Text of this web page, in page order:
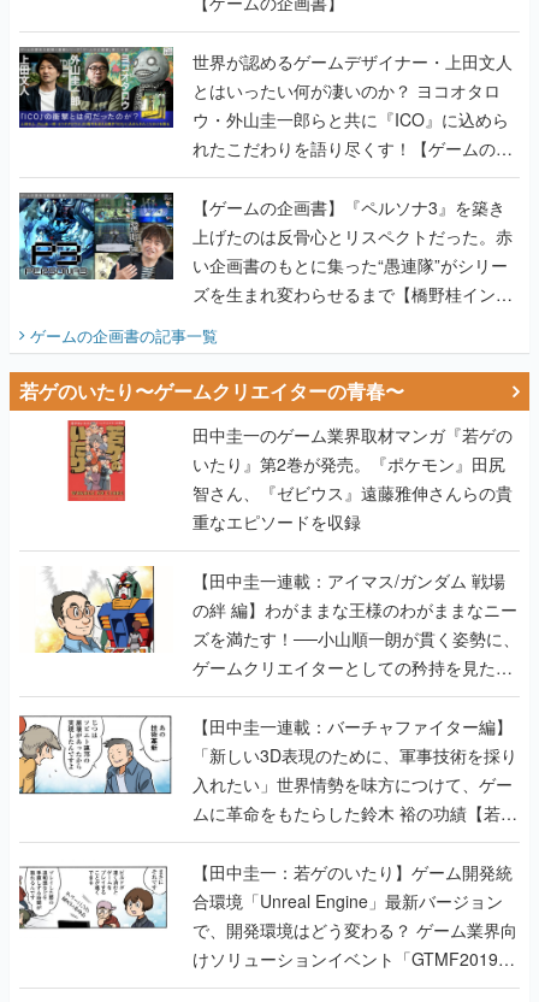
世界が認めるゲームデザイナー・上田文人
とはいったい何が凄いのか？ ヨコオタロ
ウ・外山圭一郎らと共に『ICO』に込めら
れたこだわりを語り尽くす！【ゲームの企
画書】
【ゲームの企画書】『ペルソナ3』を築き
上げたのは反骨心とリスペクトだった。赤
い企画書のもとに集った“愚連隊”がシリー
ズを生まれ変わらせるまで【橋野桂インタ
ビュー】
ゲームの企画書の記事一覧
若ゲのいたり〜ゲームクリエイターの青春〜
田中圭一のゲーム業界取材マンガ『若ゲの
いたり』第2巻が発売。『ポケモン』田尻
智さん、『ゼビウス』遠藤雅伸さんらの貴
重なエピソードを収録
【田中圭一連載：アイマス/ガンダム 戦場
の絆 編】わがままな王様のわがままなニー
ズを満たす！──小山順一朗が貫く姿勢に、
ゲームクリエイターとしての矜持を見た
【若ゲのいたり最終回】
【田中圭一連載：バーチャファイター編】
「新しい3D表現のために、軍事技術を採り
入れたい」世界情勢を味方につけて、ゲー
ムに革命をもたらした鈴木 裕の功績【若ゲ
のいたり】
【田中圭一：若ゲのいたり】ゲーム開発統
合環境「Unreal Engine」最新バージョン
で、開発環境はどう変わる？ ゲーム業界向
けソリューションイベント「GTMF2019」
に行って、より理解を深めよう【PR】